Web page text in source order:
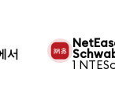
서
1